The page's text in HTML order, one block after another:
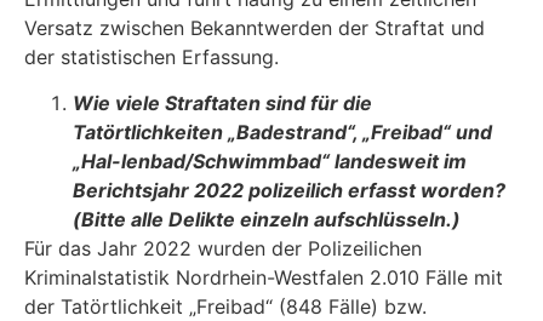
Versatz zwischen Bekanntwerden der Straftat und
der statistischen Erfassung.
Wie viele Straftaten sind für die
Tatörtlichkeiten „Badestrand“, „Freibad“ und
„Hal-lenbad/Schwimmbad“ landesweit im
Berichtsjahr 2022 polizeilich erfasst worden?
(Bitte alle Delikte einzeln aufschlüsseln.)
Für das Jahr 2022 wurden der Polizeilichen
Kriminalstatistik Nordrhein-Westfalen 2.010 Fälle mit
der Tatörtlichkeit „Freibad“ (848 Fälle) bzw.